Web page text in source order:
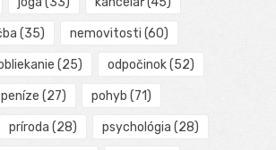
(35) nemovitosti (60)
(25) odpočinok(52)
peníze (27) pohyb (71)
príroda (28) psychológia (28)